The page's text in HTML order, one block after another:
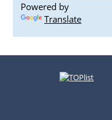
Powered by
Translate